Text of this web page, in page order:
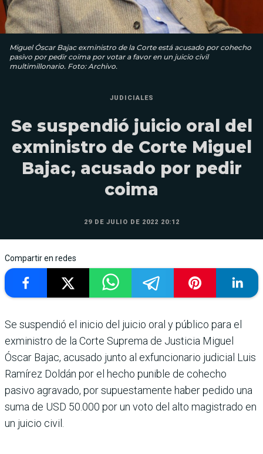
Miguel Óscar Bajac exministro de la Corte está acusado por cohecho
pasivo por pedir coima por votar a favor en un juicio civil
multimillonario. Foto: Archivo.
JUDICIALES
Se suspendió juicio oral del
exministro de Corte Miguel
Bajac, acusado por pedir
coima
29 DE JULIO DE 2022 20:12
Compartir en redes
Se suspendió el inicio del juicio oral y público para el
exministro de la Corte Suprema de Justicia Miguel
Óscar Bajac, acusado junto al exfuncionario judicial Luis
Ramírez Doldán por el hecho punible de cohecho
pasivo agravado, por supuestamente haber pedido una
suma de USD 50.000 por un voto del alto magistrado en
un juicio civil.